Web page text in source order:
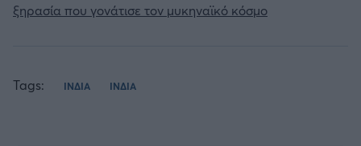
ξηρασία που γονάτισε τον μυκηναϊκό κόσμο
Tags: ΙΝΔΙΑ ΙΝΔΙΑ